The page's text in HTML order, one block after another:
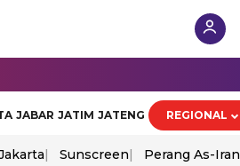
JABAR JATIM JATENG REGIONAL
Sunscreen Perang As-Iran